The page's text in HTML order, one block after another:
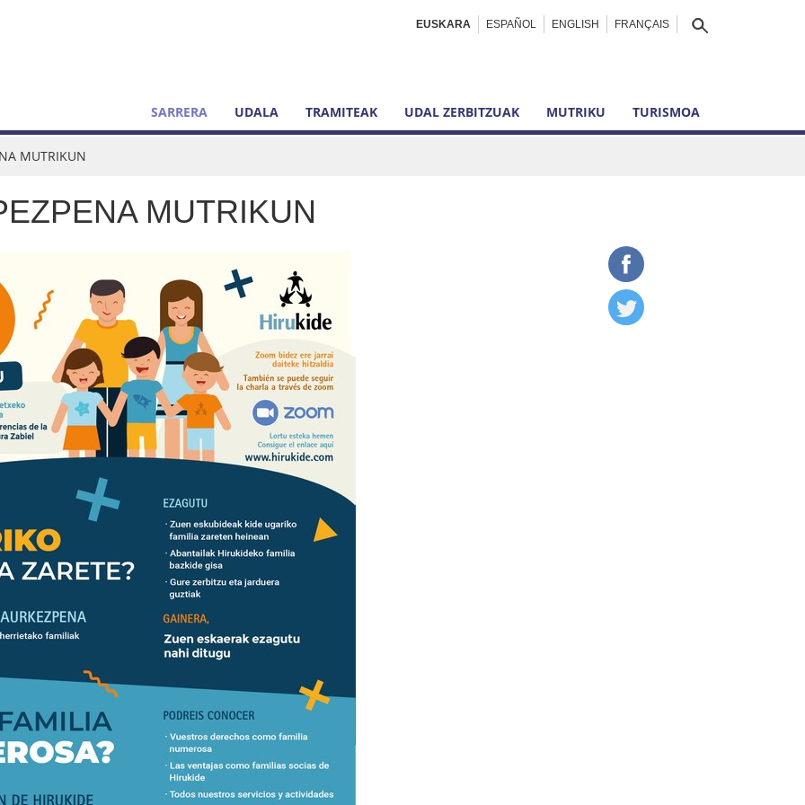
EUSKARA ESPAÑOL ENGLISH FRANÇAIS
SARRERA UDALA TRAMITEAK UDAL ZERBITZUAK MUTRIKU TURISMOA
MUTRIKUN
MUTRIKUN